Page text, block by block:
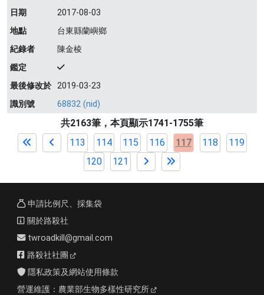
日期
2017-08-03
地點
台東縣蘭嶼鄉
紀錄者
陳金棱
鑑定
最後修改於 2019-03-23
識別號
68832 (nid)
共2163筆，本頁顯示1741-1755筆
113
114 115 116 117 118
119
120
121
申請比例尺、採集袋
關於路殺社
twroadkill@gmail.com
路殺社社團
隱私政策及網站使用條款
營運維護： 農業部生物多樣性研究所